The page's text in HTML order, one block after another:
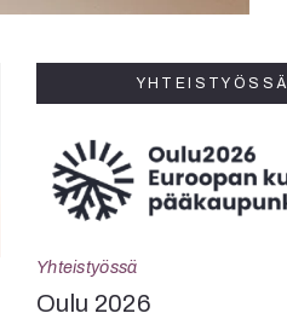
YHTEISTYÖSSÄ
Yhteistyössä
Oulu 2026